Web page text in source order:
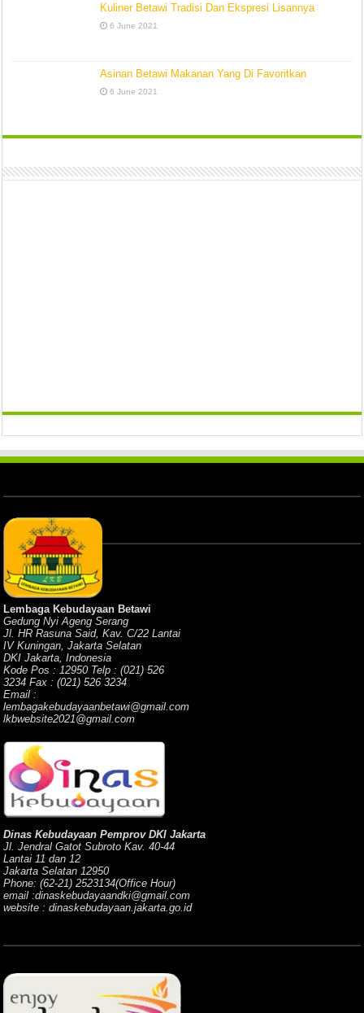
Kuliner Betawi Tradisi Dan Ekspresi Lisannya
6 June 2021
Asinan Betawi Makanan Yang Di Favoritkan
6 June 2021
Lembaga Kebudayaan Betawi
Gedung Nyi Ageng Serang
Jl. HR Rasuna Said, Kav. C/22 Lantai
IV Kuningan, Jakarta Selatan
DKI Jakarta, Indonesia
Kode Pos : 12950 Telp : (021) 526
3234 Fax : (021) 526 3234
Email :
lembagakebudayaanbetawi@gmail.com
lkbwebsite2021@gmail.com
Dinas Kebudayaan Pemprov DKI Jakarta
Jl. Jendral Gatot Subroto Kav. 40-44
Lantai 11 dan 12
Jakarta Selatan 12950
Phone: (62-21) 2523134(Office Hour)
email :dinaskebudayaandki@gmail.com
website : dinaskebudayaan.jakarta.go.id